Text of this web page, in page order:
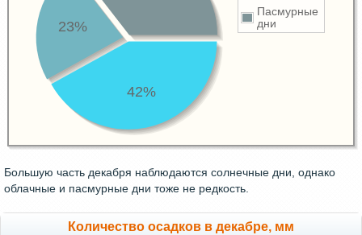
Пасмурные
дни
42%
23%
Большую часть декабря наблюдаются солнечные дни, однако
облачные и пасмурные дни тоже не редкость.
Количество осадков в декабре, мм